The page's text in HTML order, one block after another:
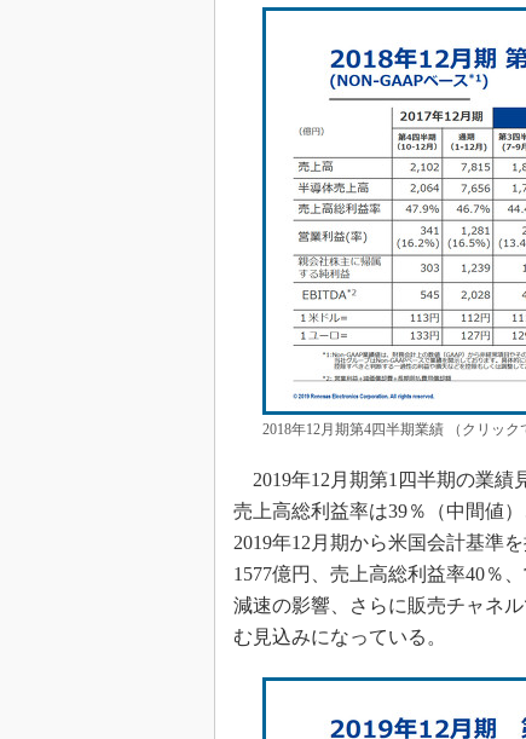
2018年12月期第4四半期業績 （クリッ
2019年12月期第1四半期の業績
売上高総利益率は39％（中間値
2019年12月期から米国会計基準
1577億円、売上高総利益率40％
減速の影響、さらに販売チャネ
む見込みになっている。